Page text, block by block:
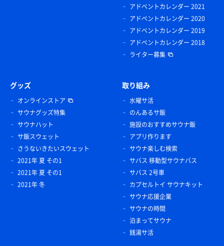
アドベントカレンダー 2021
アドベントカレンダー 2020
アドベントカレンダー 2019
アドベントカレンダー 2018
ライター募集
グッズ
オンラインストア
サウナグッズ特集
サウナハット
サ飯スウェット
さうないきたいスウェット
2021年 夏 その1
2021年 夏 その1
2021年 冬
取り組み
水曜サ活
のんあるサ飯
施設のおすすめサウナ飯
アプリ作ります
サウナ楽しむ検索
サバス 移動型サウナバス
サバス 2号車
カプセルトイ サウナキット
サウナ応援企業
サウナの時間
泊まってサウナ
銭湯サ活